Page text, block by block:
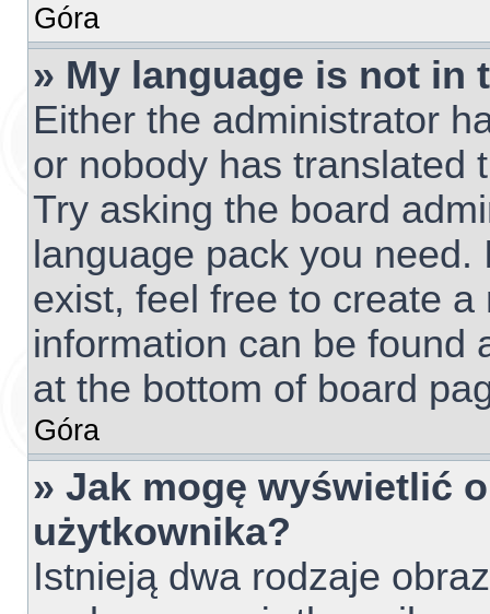
Góra
» My language is not in
Either the administrator
or nobody has translated
Try asking the board
language pack you
exist, feel free to create
information can be found
at the bottom of board
Góra
» Jak mogę wyświetlić
użytkownika?
Istnieją dwa rodzaje